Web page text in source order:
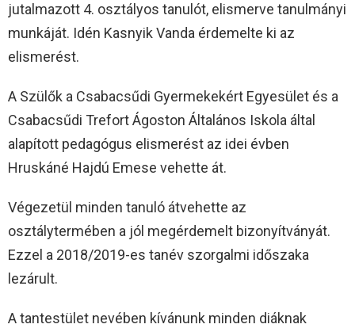
jutalmazott 4. osztályos tanulót, elismerve tanulmányi
munkáját. Idén Kasnyik Vanda érdemelte ki az
elismerést.
A Szülők a Csabacsűdi Gyermekekért Egyesület és a
Csabacsűdi Trefort Ágoston Általános Iskola által
alapított pedagógus elismerést az idei évben
Hruskáné Hajdú Emese vehette át.
Végezetül minden tanuló átvehette az
osztálytermében a jól megérdemelt bizonyítványát.
Ezzel a 2018/2019-es tanév szorgalmi időszaka
lezárult.
A tantestület nevében kívánunk minden diáknak